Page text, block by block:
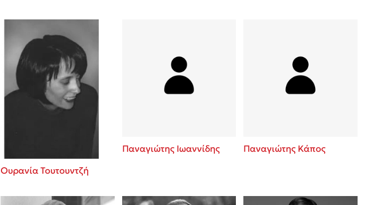
Ουρανία Τουτουντζή
Παναγιώτης Ιωαννίδης Παναγιώτης Κάπος